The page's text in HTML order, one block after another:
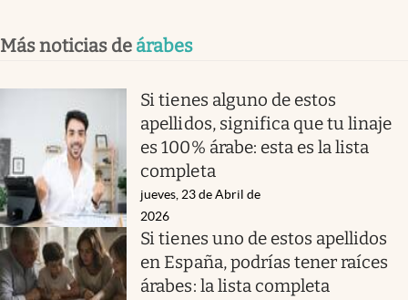
Más noticias de árabes
Si tienes alguno de estos
apellidos, significa que tu linaje
es 100% árabe: esta es la lista
completa
jueves, 23 de Abril de
2026
Si tienes uno de estos apellidos
en España, podrías tener raíces
árabes: la lista completa